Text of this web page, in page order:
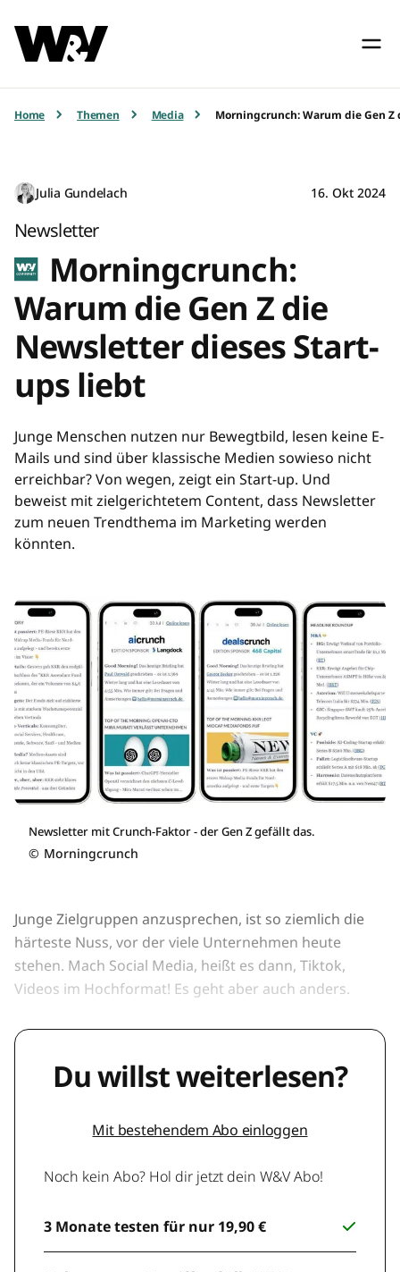
Home Themen Media Morningcrunch: Warum die Gen
Julia Gundelach 16. Okt 2024
Newsletter
Morningcrunch:
Warum die Gen Z die
Newsletter dieses Start-
ups liebt
Junge Menschen nutzen nur Bewegtbild, lesen keine E-
Mails und sind über klassische Medien sowieso nicht
erreichbar? Von wegen, zeigt ein Start-up. Und
beweist mit zielgerichtetem Content, dass Newsletter
zum neuen Trendthema im Marketing werden
könnten.
Newsletter mit Crunch-Faktor - der Gen Z gefällt das.
© Morningcrunch
Junge Zielgruppen anzusprechen, ist so ziemlich die
härteste Nuss, vor der viele Unternehmen heute
stehen. Mach Social Media, heißt es dann, Tiktok,
Videos im Hochformat! Es geht aber auch anders.
Du willst weiterlesen?
Mit bestehendem Abo einloggen
Noch kein Abo? Hol dir jetzt dein W&V Abo!
3 Monate testen für nur 19,90 €